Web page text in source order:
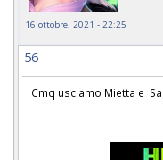
16 ottobre, 2021 - 22:25
56
Cmq usciamo Mietta e